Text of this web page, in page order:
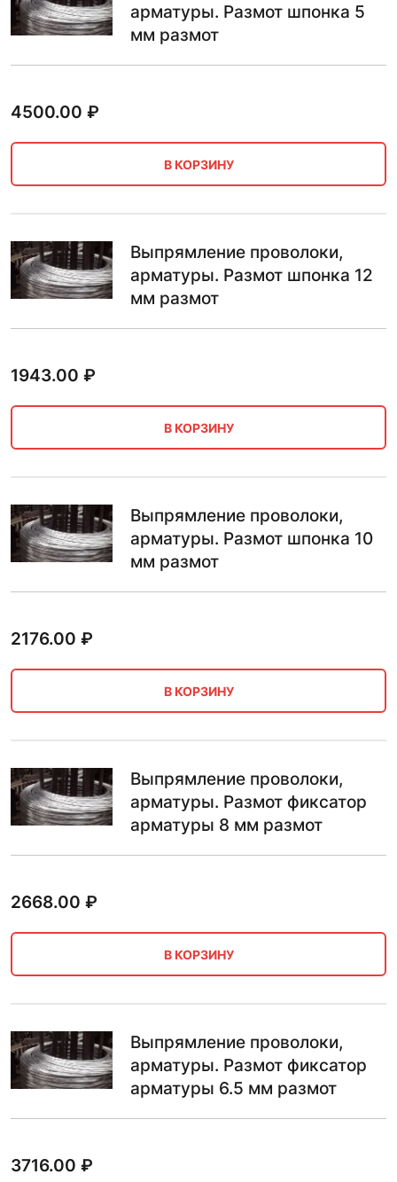
арматуры. Размот шпонка 5
мм размот
4500.00 ₽
В КОРЗИНУ
Выпрямление проволоки,
арматуры. Размот шпонка 12
мм размот
1943.00 ₽
В КОРЗИНУ
Выпрямление проволоки,
арматуры. Размот шпонка 10
мм размот
2176.00 ₽
В КОРЗИНУ
Выпрямление проволоки,
арматуры. Размот фиксатор
арматуры 8 мм размот
2668.00 ₽
В КОРЗИНУ
Выпрямление проволоки,
арматуры. Размот фиксатор
арматуры 6.5 мм размот
3716.00 ₽